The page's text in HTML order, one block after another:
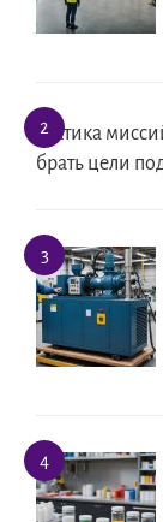
Тактика
брать цели